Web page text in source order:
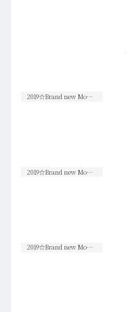
2019☆Brand new Movies
2019☆Brand new Movies
2019☆Brand new Movies